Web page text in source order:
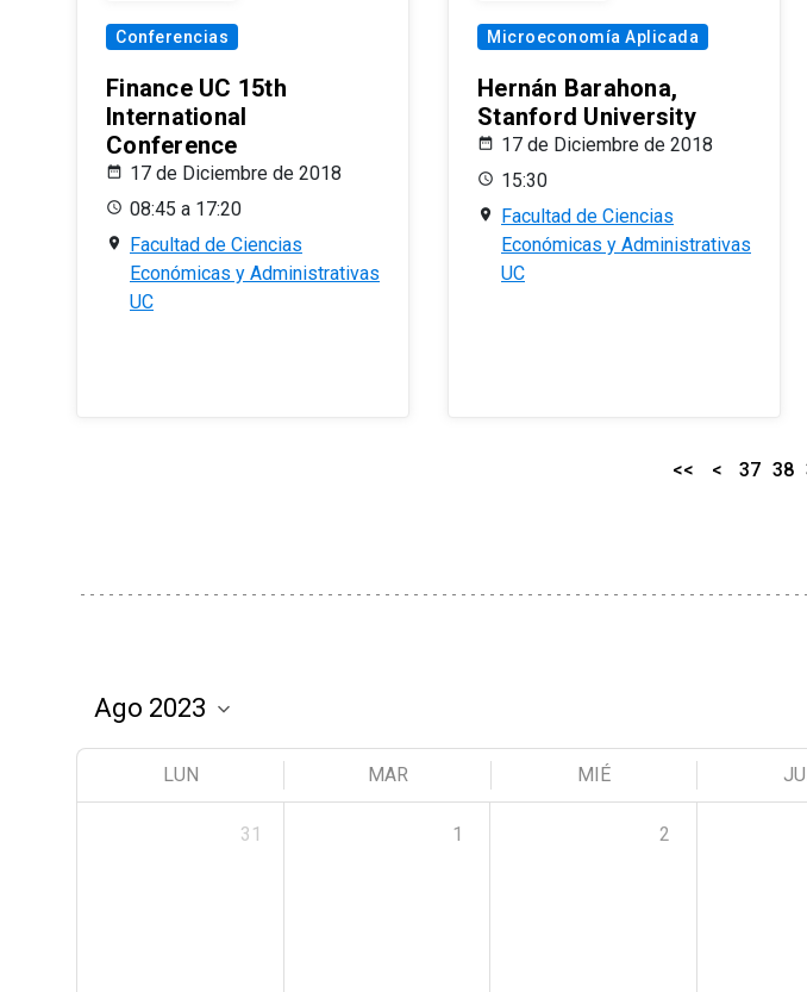
Conferencias
Finance UC 15th
International
Conference
17 de Diciembre de 2018
08:45 a 17:20
Facultad de Ciencias
Económicas y Administrativas
UC
Microeconomía Aplicada
Hernán Barahona,
Stanford University
17 de Diciembre de 2018
15:30
Facultad de Ciencias
Económicas y Administrativas
UC
<< < 37 38
LUN MAR MIÉ
31 1 2